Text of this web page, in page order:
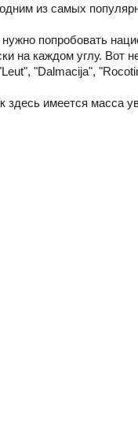
из самых
попробовать
на каждом углу. Вот
"Dalmacija",
здесь имеется масса